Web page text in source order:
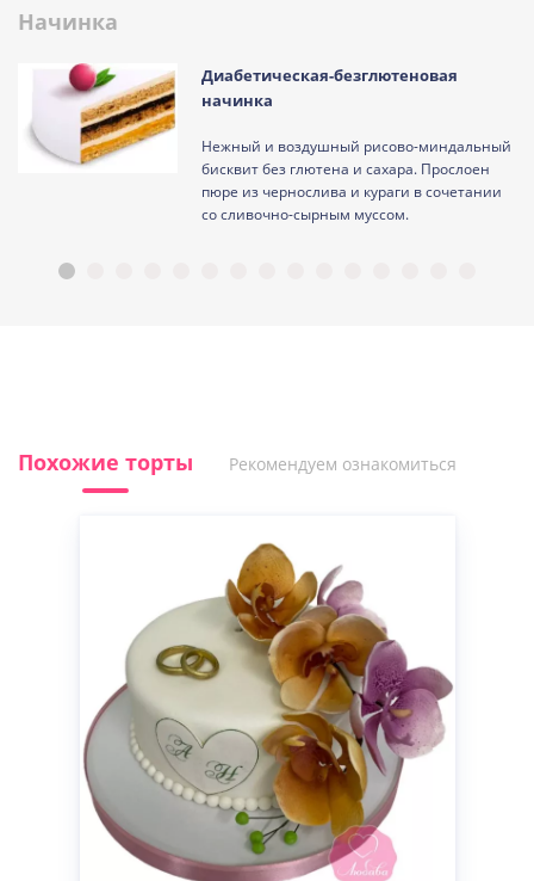
Начинка
Диабетическая-безглютеновая
начинка
Нежный и воздушный рисово-миндальный
бисквит без глютена и сахара. Прослоен
пюре из чернослива и кураги в сочетании
со сливочно-сырным муссом.
Похожие торты Рекомендуем ознакомиться